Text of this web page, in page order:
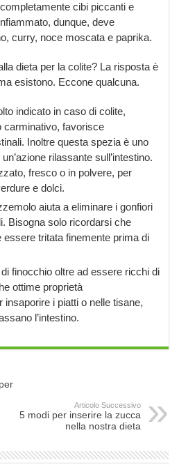
cibi piccanti e
dunque, deve
curry, noce moscata e paprika.
dieta per la colite? La risposta è
esistono. Eccone qualcuna.
indicato in caso di colite,
carminativo, favorisce
Inoltre questa spezia è uno
rilassante sull’intestino.
fresco o in polvere, per
e dolci.
aiuta a eliminare i gonfiori
Bisogna solo ricordarsi che
essere tritata finemente prima di
finocchio oltre ad essere ricchi di
ottime proprietà
i piatti o nelle tisane,
l’intestino.
Articolo Successivo
5 modi per inserire la zucca
nella nostra dieta